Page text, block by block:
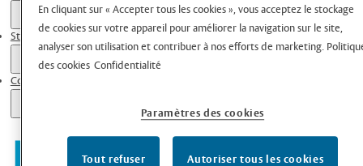
Stories
Contacts
En cliquant sur « Accepter tous les cookies », vous acceptez le stockage
de cookies sur votre appareil pour améliorer la navigation sur le site,
analyser son utilisation et contribuer à nos efforts de marketing.
des cookies Confidentialité
Paramètres des cookies
Tout refuser Autoriser tous les cookies